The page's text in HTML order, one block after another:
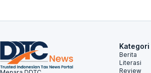
Kategori
Berita
Literasi
Review